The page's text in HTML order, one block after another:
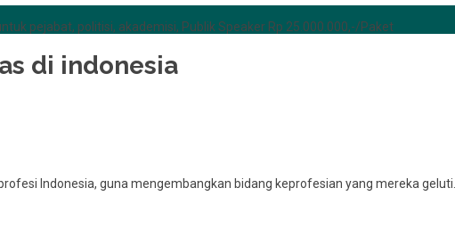
pejabat, politisi, akademisi, Publik Speaker Rp 25.000.000,-/Paket
di indonesia
Indonesia, guna mengembangkan bidang keprofesian yang mereka geluti.